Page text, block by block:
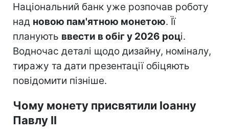
Національний банк уже розпочав роботу
над новою пам'ятною монетою. Її
планують ввести в обіг у 2026 році.
Водночас деталі щодо дизайну, номіналу,
тиражу та дати презентації обіцяють
повідомити пізніше.
Чому монету присвятили Іоанну
Павлу II